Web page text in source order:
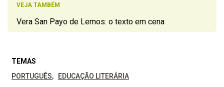
VEJA TAMBÉM
Vera San Payo de Lemos: o texto em cena
TEMAS
PORTUGUÊS
EDUCAÇÃO LITERÁRIA